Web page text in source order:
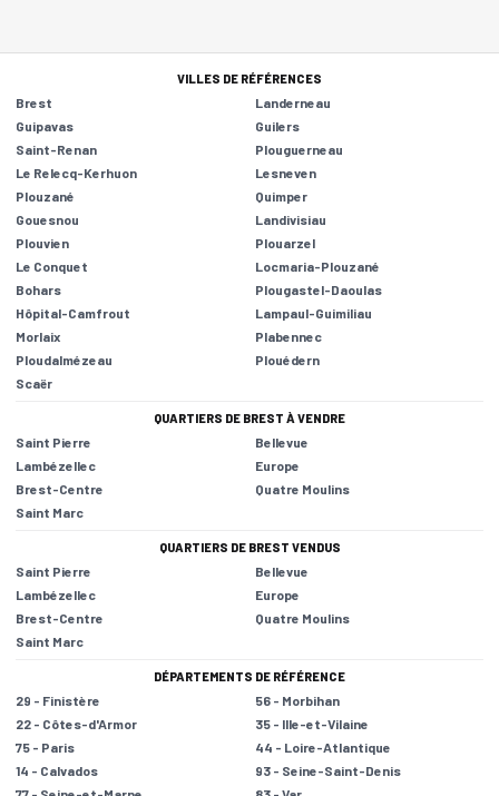
VILLES DE RÉFÉRENCES
Brest
Landerneau
Guipavas
Guilers
Saint-Renan
Plouguerneau
Le Relecq-Kerhuon
Lesneven
Plouzané
Quimper
Gouesnou
Landivisiau
Plouvien
Plouarzel
Le Conquet
Locmaria-Plouzané
Bohars
Plougastel-Daoulas
Hôpital-Camfrout
Lampaul-Guimiliau
Morlaix
Plabennec
Ploudalmézeau
Plouédern
Scaër
QUARTIERS DE BREST À VENDRE
Saint Pierre
Bellevue
Lambézellec
Europe
Brest-Centre
Quatre Moulins
Saint Marc
QUARTIERS DE BREST VENDUS
Saint Pierre
Bellevue
Lambézellec
Europe
Brest-Centre
Quatre Moulins
Saint Marc
DÉPARTEMENTS DE RÉFÉRENCE
29 - Finistère
56 - Morbihan
22 - Côtes-d'Armor
35 - Ille-et-Vilaine
75 - Paris
44 - Loire-Atlantique
14 - Calvados
93 - Seine-Saint-Denis